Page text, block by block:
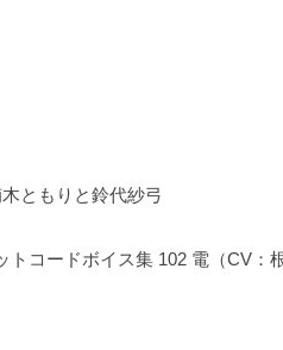
ともりと鈴代紗弓
トコードボイス集 102 電（CV：